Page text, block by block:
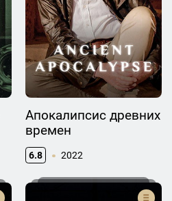
Апокалипсис древних
времен
6.8 2022